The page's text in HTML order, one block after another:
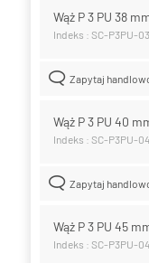
Wąż P 3 PU 38
Indeks : SC-P3PU-
Zapytaj
Wąż P 3 PU 40
Indeks : SC-P3PU-
Zapytaj
Wąż P 3 PU 45
Indeks : SC-P3PU-